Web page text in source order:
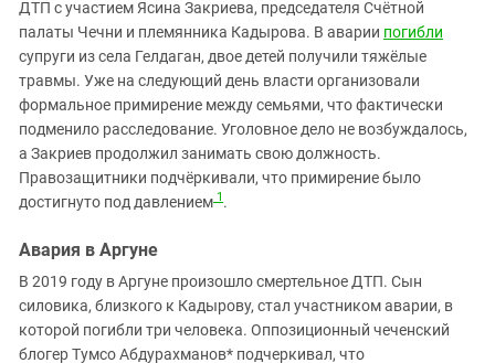
ДТП с участием Ясина Закриева, председателя Счётной
палаты Чечни и племянника Кадырова. В аварии погибли
супруги из села Гелдаган, двое детей получили тяжёлые
травмы. Уже на следующий день власти организовали
формальное примирение между семьями, что фактически
подменило расследование. Уголовное дело не возбуждалось,
а Закриев продолжил занимать свою должность.
Правозащитники подчёркивали, что примирение было
достигнуто под давлением 1 .
Авария в Аргуне
В 2019 году в Аргуне произошло смертельное ДТП. Сын
силовика, близкого к Кадырову, стал участником аварии, в
которой погибли три человека. Оппозиционный чеченский
блогер Тумсо Абдурахманов* подчеркивал, что